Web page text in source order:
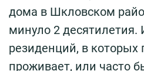
дома в Шкловском
минуло 2 десятилетия.
резиденций, в которых
проживает, или часто